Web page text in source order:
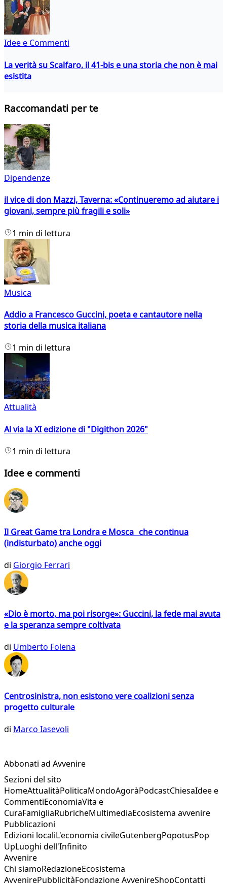
Idee e Commenti
La verità su Scalfaro, il 41-bis e una storia che non è mai
esistita
Raccomandati per te
Dipendenze
il vice di don Mazzi, Taverna: «Continueremo ad aiutare i
giovani, sempre più fragili e soli»
1 min di lettura
Musica
Addio a Francesco Guccini, poeta e cantautore nella
storia della musica italiana
1 min di lettura
Attualità
Al via la XI edizione di "Digithon 2026"
1 min di lettura
Idee e commenti
Il Great Game tra Londra e Mosca che continua
(indisturbato) anche oggi
di Giorgio Ferrari
«Dio è morto, ma poi risorge»: Guccini, la fede mai avuta
e la speranza sempre coltivata
di Umberto Folena
Centrosinistra, non esistono vere coalizioni senza
progetto culturale
di Marco Iasevoli
Abbonati ad Avvenire
Sezioni del sito
HomeAttualitàPoliticaMondoAgoràPodcastChiesaIdee e
CommentiEconomiaVita e
CuraFamigliaRubricheMultimediaEcosistema avvenire
Pubblicazioni
Edizioni localiL'economia civileGutenbergPopotusPop
UpLuoghi dell'Infinito
Avvenire
Chi siamoRedazioneEcosistema
AvvenirePubblicitàFondazione AvvenireShopContatti